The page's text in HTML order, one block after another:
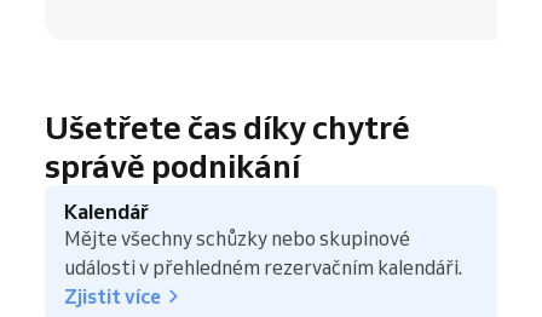
Ušetřete čas díky chytré
správě podnikání
Kalendář
Mějte všechny schůzky nebo skupinové
události v přehledném rezervačním kalendáři.
Zjistit více